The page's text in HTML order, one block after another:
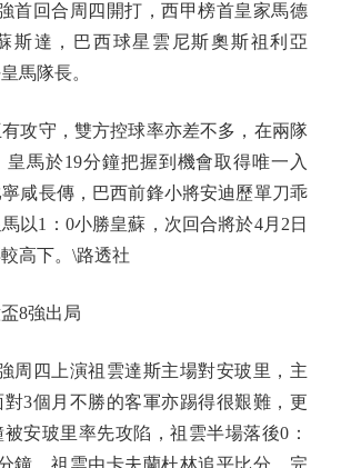
回合周四開打，西甲榜首皇家馬德
斯達，巴西球星雲尼斯奧斯祖利亞
馬隊長。
守，雙方控球率亦差不多，在兩隊
皇馬於19分鐘把握到機會取得唯一入
咸長傳，巴西前鋒小將安迪歷單刀乖
以1：0小勝皇蘇，次回合將於4月2日
高下。\路透社
8強出局
四上演祖雲達斯主場對安玻里，主
對3個月不勝的客軍亦踢得很艱難，更
安玻里率先攻陷，祖雲半場落後0：